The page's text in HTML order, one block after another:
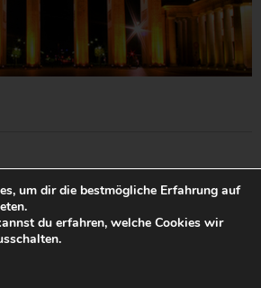
um dir die bestmögliche Erfahrung auf
du erfahren, welche Cookies wir